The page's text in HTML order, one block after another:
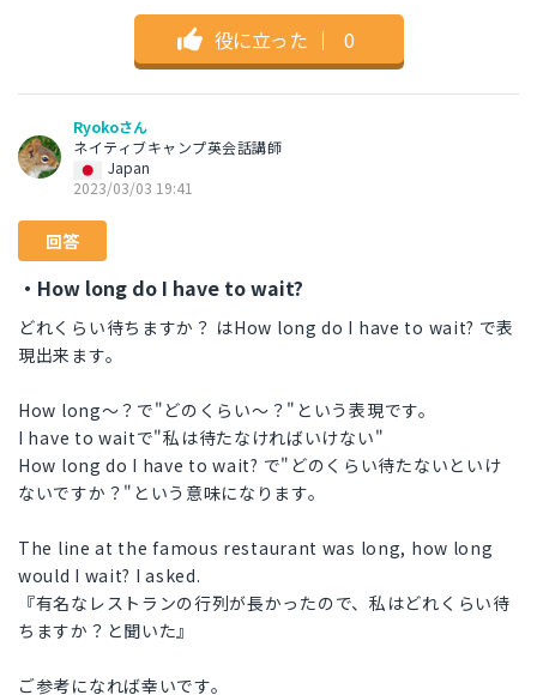
役に立った ｜ 0
Ryokoさん
ネイティブキャンプ英会話講師
Japan
2023/03/03 19:41
回答
・How long do I have to wait?
どれくらい待ちますか？ はHow long do I have to wait? で表
現出来ます。
How long～？で"どのくらい～？"という表現です。
I have to waitで"私は待たなければいけない"
How long do I have to wait? で"どのくらい待たないといけ
ないですか？"という意味になります。
The line at the famous restaurant was long, how long
would I wait? I asked.
『有名なレストランの行列が長かったので、私はどれくらい待
ちますか？と聞いた』
ご参考になれば幸いです。